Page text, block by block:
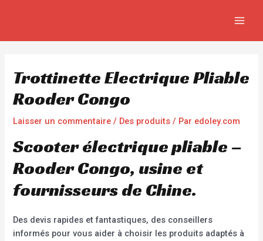
Trottinette Electrique Pliable
Rooder Congo
Laisser un commentaire / Des produits / Par edoley.com
Scooter électrique pliable –
Rooder Congo, usine et
fournisseurs de Chine.
Des devis rapides et fantastiques, des conseillers
informés pour vous aider à choisir les produits adaptés à